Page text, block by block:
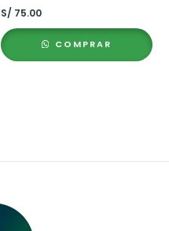
S/ 75.00
COMPRAR